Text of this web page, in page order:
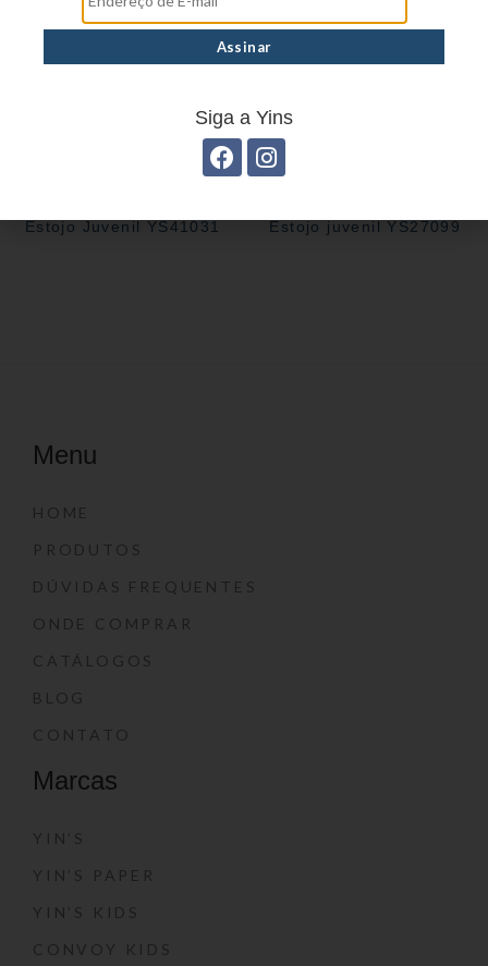
Estojo Juvenil YS41031 Estojo juvenil YS27099
Menu
HOME
PRODUTOS
DÚVIDAS FREQUENTES
ONDE COMPRAR
CATÁLOGOS
BLOG
CONTATO
Marcas
YIN’S
YIN’S PAPER
YIN’S KIDS
CONVOY KIDS
Siga a Yins